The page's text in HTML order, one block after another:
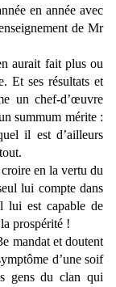
en année avec
de Mr
aurait fait plus ou
Et ses résultats et
un chef-d’œuvre
summum mérite :
il est d’ailleurs
en la vertu du
lui compte dans
lui est capable de
prospérité !
mandat et doutent
d’une soif
gens du clan qui